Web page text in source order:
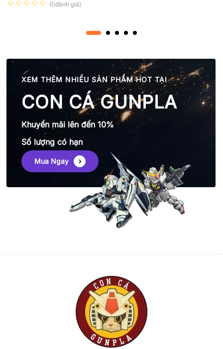
(0đánh giá)
XEM THÊM NHIỀU SẢN PHẨM HOT TẠI
CON CÁ GUNPLA
Khuyến mãi lên đến 10%
Số lượng có hạn
Mua Ngay